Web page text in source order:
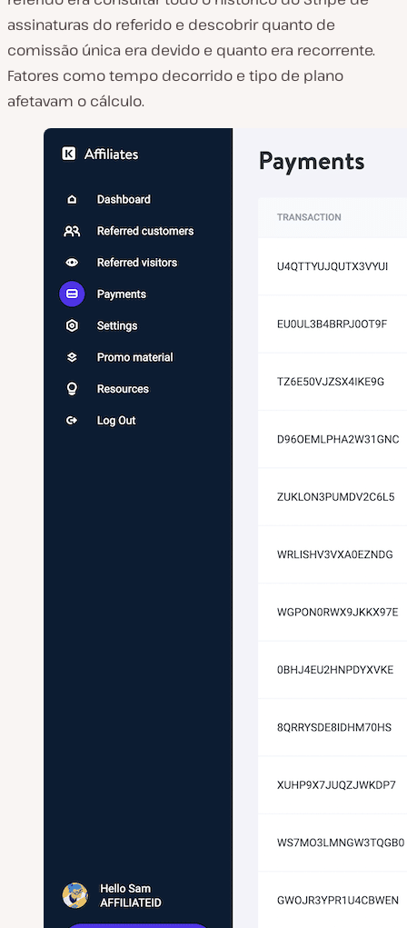
assinaturas do referido e descobrir quanto de
comissão única era devido e quanto era recorrente.
Fatores como tempo decorrido e tipo de plano
afetavam o cálculo.